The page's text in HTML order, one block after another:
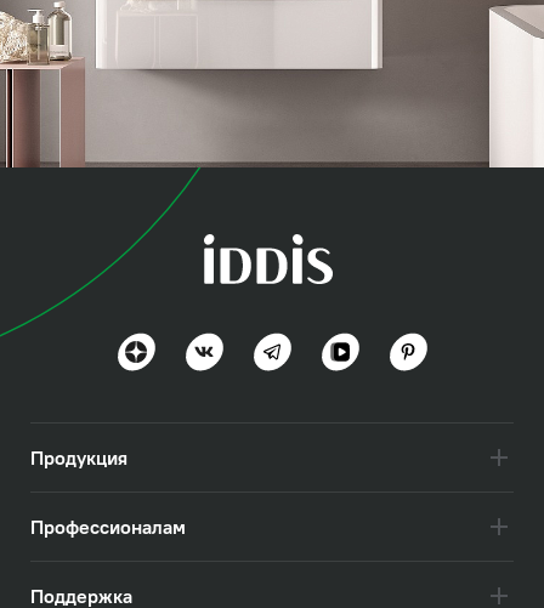
Клауд Икс (Cloud X)
Продукция
Профессионалам
Поддержка